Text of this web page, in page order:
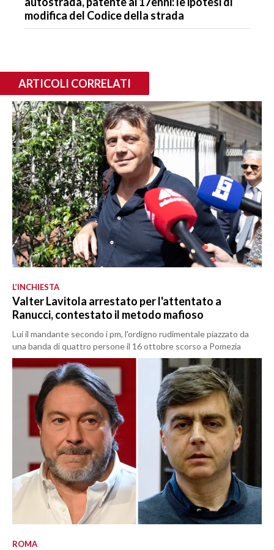
modifica del Codice della strada
ARTICOLI CORRELATI
L’INCHIESTA
Valter Lavitola arrestato per l'attentato a
Ranucci, contestato il metodo mafioso
Lui il mandante secondo i pm, l'ordigno rudimentale piazzato da
una banda di quattro persone il 16 ottobre scorso a Pomezia
ROMA